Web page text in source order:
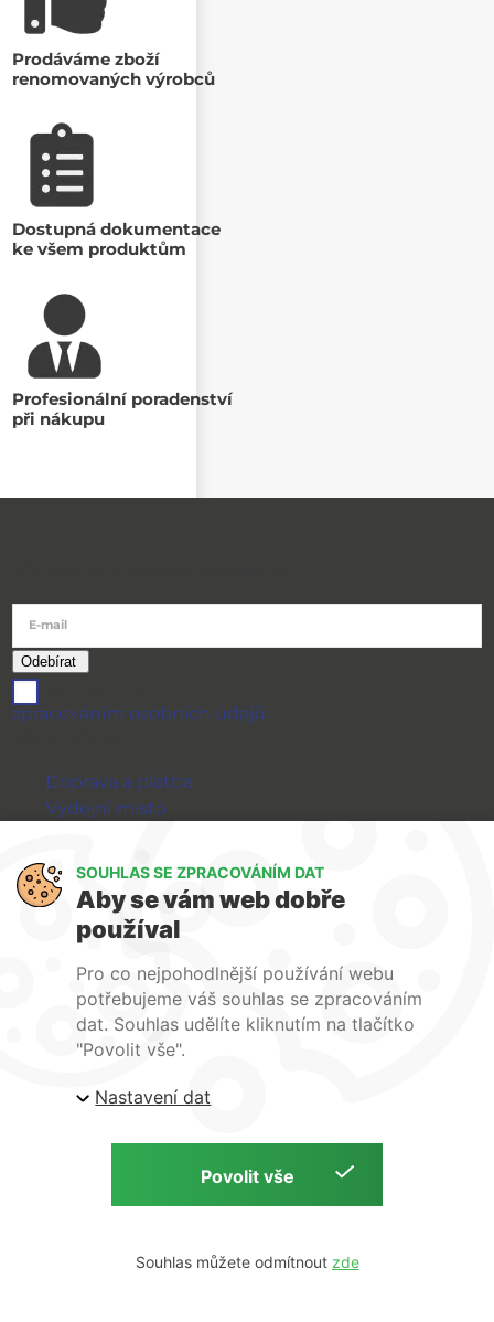
Prodáváme zboží
renomovaných výrobců
Dostupná dokumentace
ke všem produktům
Profesionální poradenství
při nákupu
E-mail
zpracováním osobních údajů
Doprava a platba
Výdejní místo
GDPR
WIRPO s.r.o.
Obchodní podmínky
O nás
Kontakty
Firemní web
E-shop Wirpo.cz, Škrobárenská 518/16, Brno
Copyright © 2026 E-shop Wirpo.cz | by
SOUHLAS SE ZPRACOVÁNÍM DAT
Aby se vám web dobře
používal
Pro co nejpohodlnější používání webu
potřebujeme váš souhlas se zpracováním
dat. Souhlas udělíte kliknutím na tlačítko
"Povolit vše".
Nastavení dat
Souhlas můžete odmítnout